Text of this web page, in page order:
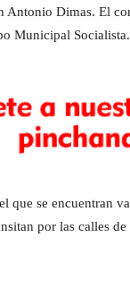
Antonio Dimas. El
Municipal Socialista.
que se encuentran
por las calles